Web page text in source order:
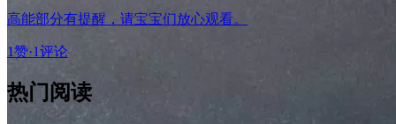
高能部分有提醒，请宝宝们放心观看。
1赞·1评论
热门阅读